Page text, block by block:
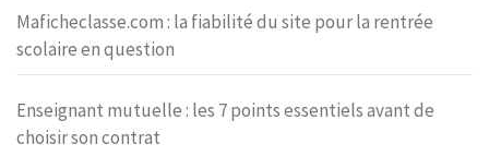
Maficheclasse.com : la fiabilité du site pour la rentrée
scolaire en question
Enseignant mutuelle : les 7 points essentiels avant de
choisir son contrat